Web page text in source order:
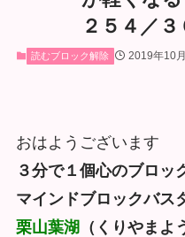
２５４／３
読むブロック解除 2019年10
おはようございます
３分で１個心のブロッ
マインドブロックバス
栗山葉湖 （くりやまよ